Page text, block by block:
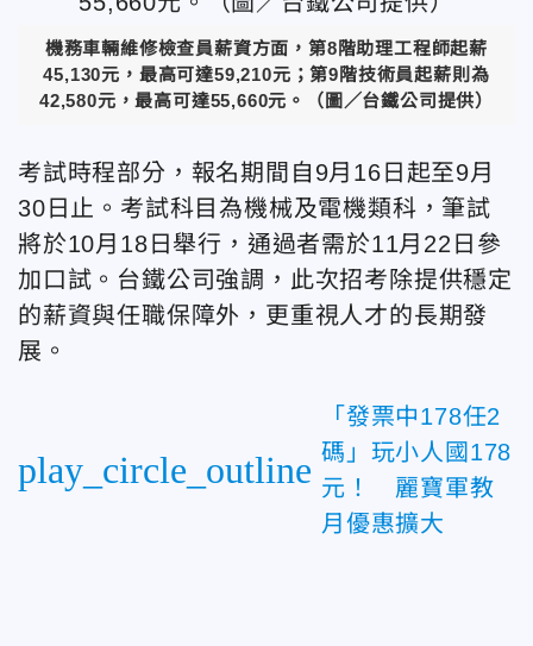
機務車輛維修檢查員薪資方面，第8階助理工程師起薪
45,130元，最高可達59,210元；第9階技術員起薪則為
42,580元，最高可達55,660元。（圖／台鐵公司提供）
考試時程部分，報名期間自9月16日起至9月
30日止。考試科目為機械及電機類科，筆試
將於10月18日舉行，通過者需於11月22日參
加口試。台鐵公司強調，此次招考除提供穩定
的薪資與任職保障外，更重視人才的長期發
展。
play_circle_outline
「發票中178任2
碼」玩小人國178
元！ 麗寶軍教
月優惠擴大